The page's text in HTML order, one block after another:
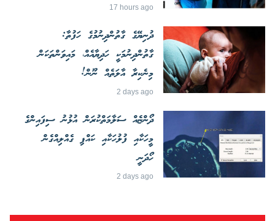
17 hours ago
ދުނިޔޭގެ ގާތުންދިނުމުގެ ހަފުތާ:
ގާތުންދިނުމަކީ ހަދިޔާއެއް، މައިވަންތަކަން
މިނެކިރާ އާލަތެއް ނޫން!
2 days ago
ދޯންޏެއް ސަލާމަތްކުރަން އުޅުނު ސިފައިންގެ
މީހަކާއި ފުލުހަކާއި ކައްޕި ގެއްލިއްގެން
ހޯދަނީ
2 days ago